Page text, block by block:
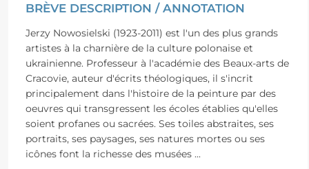
BRÈVE DESCRIPTION / ANNOTATION
Jerzy Nowosielski (1923-2011) est l'un des plus grands
artistes à la charnière de la culture polonaise et
ukrainienne. Professeur à l'académie des Beaux-arts de
Cracovie, auteur d'écrits théologiques, il s'incrit
principalement dans l'histoire de la peinture par des
oeuvres qui transgressent les écoles établies qu'elles
soient profanes ou sacrées. Ses toiles abstraites, ses
portraits, ses paysages, ses natures mortes ou ses
icônes font la richesse des musées ...